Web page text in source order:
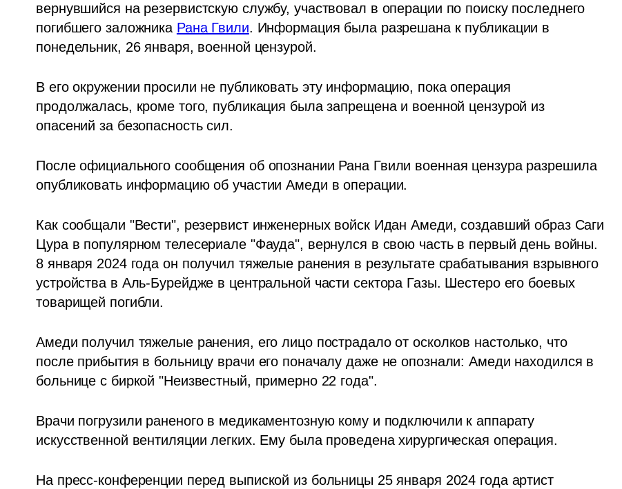
вернувшийся на резервистскую службу, участвовал в операции по поиску последнего
погибшего заложника Рана Гвили. Информация была разрешана к публикации в
понедельник, 26 января, военной цензурой.
В его окружении просили не публиковать эту информацию, пока операция
продолжалась, кроме того, публикация была запрещена и военной цензурой из
опасений за безопасность сил.
После официального сообщения об опознании Рана Гвили военная цензура разрешила
опубликовать информацию об участии Амеди в операции.
Как сообщали "Вести", резервист инженерных войск Идан Амеди, создавший образ Саги
Цура в популярном телесериале "Фауда", вернулся в свою часть в первый день войны.
8 января 2024 года он получил тяжелые ранения в результате срабатывания взрывного
устройства в Аль-Бурейдже в центральной части сектора Газы. Шестеро его боевых
товарищей погибли.
Амеди получил тяжелые ранения, его лицо пострадало от осколков настолько, что
после прибытия в больницу врачи его поначалу даже не опознали: Амеди находился в
больнице с биркой "Неизвестный, примерно 22 года".
Врачи погрузили раненого в медикаментозную кому и подключили к аппарату
искусственной вентиляции легких. Ему была проведена хирургическая операция.
На пресс-конференции перед выпиской из больницы 25 января 2024 года артист